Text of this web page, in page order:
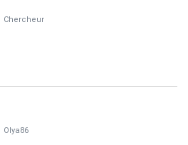
Сhercheur
Olya86